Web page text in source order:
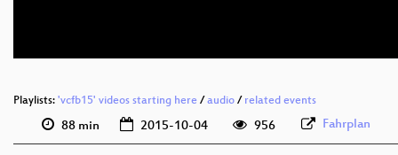
Playlists: 'vcfb15' videos starting here / audio / related events
88 min 2015-10-04 956 Fahrplan